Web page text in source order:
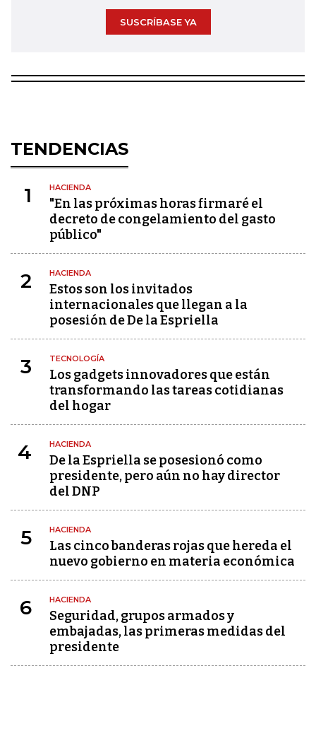
SUSCRÍBASE YA
TENDENCIAS
1 HACIENDA
"En las próximas horas firmaré el
decreto de congelamiento del gasto
público"
2 HACIENDA
Estos son los invitados
internacionales que llegan a la
posesión de De la Espriella
3 TECNOLOGÍA
Los gadgets innovadores que están
transformando las tareas cotidianas
del hogar
4 HACIENDA
De la Espriella se posesionó como
presidente, pero aún no hay director
del DNP
5 HACIENDA
Las cinco banderas rojas que hereda el
nuevo gobierno en materia económica
6 HACIENDA
Seguridad, grupos armados y
embajadas, las primeras medidas del
presidente